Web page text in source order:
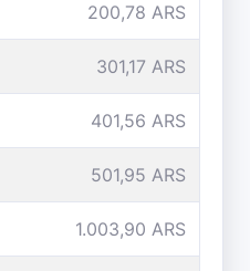
200,78 ARS
301,17 ARS
401,56 ARS
501,95 ARS
1.003,90 ARS